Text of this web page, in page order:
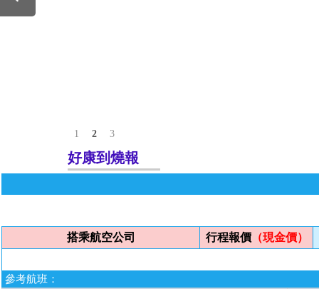
好康到燒報
1 2 3
搭乘航空公司 行程報價 （現金價）
參考航班：